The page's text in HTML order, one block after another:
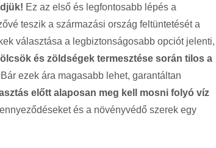
Ez az első és legfontosabb lépés a
teszik a származási ország feltüntetését a
választása a legbiztonságosabb opciót jelenti,
és zöldségek termesztése során tilos a
Bár ezek ára magasabb lehet, garantáltan
előtt alaposan meg kell mosni folyó víz
és a növényvédő szerek egy